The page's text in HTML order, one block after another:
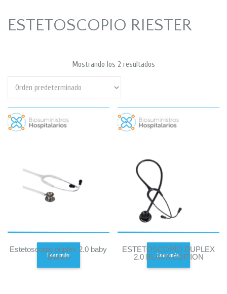
ESTETOSCOPIO RIESTER
Mostrando los 2 resultados
Estetoscopio dúplex 2.0 baby
Blanco
Leer más
ESTETOSCOPIO DUPLEX
2.0 BLACK EDITION
Leer más